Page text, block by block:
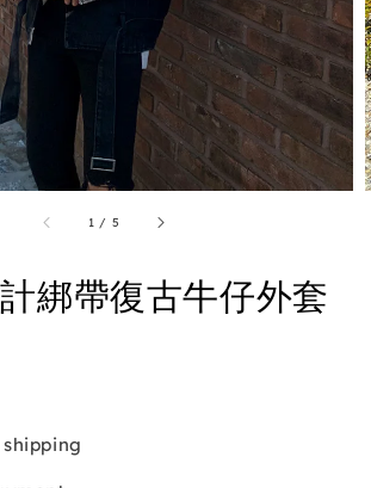
1 / 5
綁帶復古牛仔外套